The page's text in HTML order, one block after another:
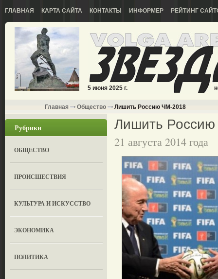
ГЛАВНАЯ КАРТА САЙТА КОНТАКТЫ ИНФОРМЕР РЕЙТИНГ
5 июня 2025 г.
Главная Общество Лишить Россию ЧМ-2018
Рубрики
ОБЩЕСТВО
ПРОИСШЕСТВИЯ
КУЛЬТУРА И ИСКУССТВО
ЭКОНОМИКА
ПОЛИТИКА
Лишить
21 августа 2014 года